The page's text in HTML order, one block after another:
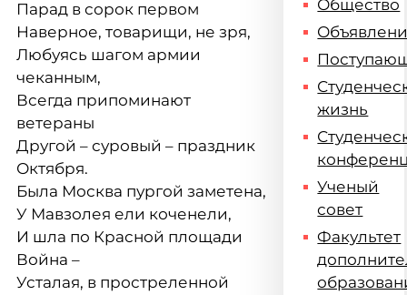
Парад в сорок первом
Наверное, товарищи, не зря,
Любуясь шагом армии
чеканным,
Всегда припоминают
ветераны
Другой – суровый – праздник
Октября.
Была Москва пургой заметена,
У Мавзолея ели коченели,
И шла по Красной площади
Война –
Усталая, в простреленной
Общество
жизнь
Ученый
совет
Факультет